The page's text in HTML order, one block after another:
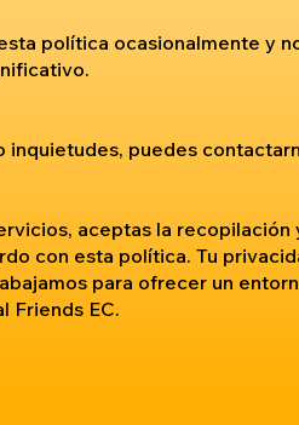
política ocasionalmente y
inquietudes, puedes
aceptas la recopilación
con esta política. Tu
para ofrecer un
Friends EC.